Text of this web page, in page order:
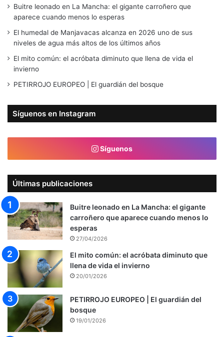
Buitre leonado en La Mancha: el gigante carroñero que
aparece cuando menos lo esperas
El humedal de Manjavacas alcanza en 2026 uno de sus
niveles de agua más altos de los últimos años
El mito común: el acróbata diminuto que llena de vida el
invierno
PETIRROJO EUROPEO | El guardián del bosque
Síguenos en Instagram
Síguenos
Últimas publicaciones
Buitre leonado en La Mancha: el gigante
carroñero que aparece cuando menos lo
esperas
27/04/2026
El mito común: el acróbata diminuto que
llena de vida el invierno
20/01/2026
PETIRROJO EUROPEO | El guardián del
bosque
19/01/2026